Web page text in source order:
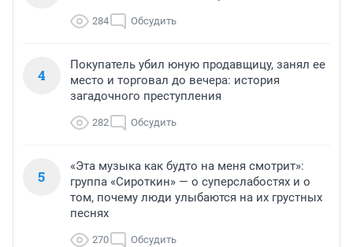
284 Обсудить
4
Покупатель убил юную продавщицу, занял ее
место и торговал до вечера: история
загадочного преступления
282 Обсудить
5
«Эта музыка как будто на меня смотрит»:
группа «Сироткин» — о суперслабостях и о
том, почему люди улыбаются на их грустных
песнях
270 Обсудить